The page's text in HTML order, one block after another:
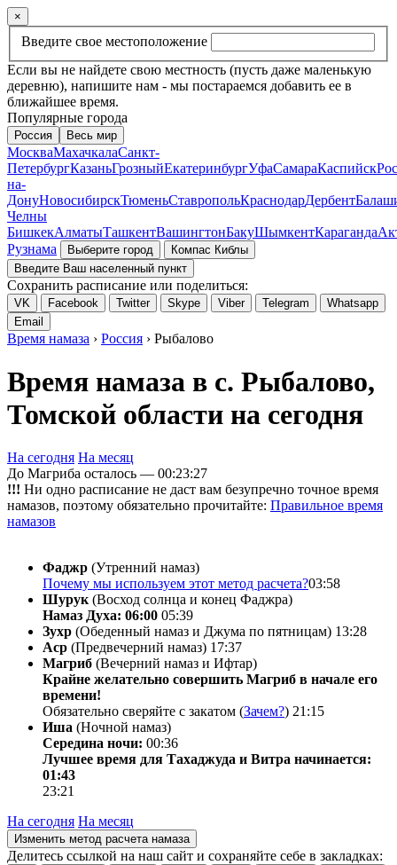
×
Введите свое местоположение
Если вы не найдете свою местность (пусть даже маленькую
деревню), напишите нам - мы постараемся добавить ее в
ближайшее время.
Популярные города
Россия Весь мир
МоскваМахачкалаСанкт-
ПетербургКазаньГрозныйЕкатеринбургУфаСамараКаспийск
на-
ДонуНовосибирскТюменьСтавропольКраснодарДербент
Челны
БишкекАлматыТашкентВашингтонБакуШымкентКараганда
Рузнама
Выберите город
Компас Киблы
Введите Ваш населенный пункт
Сохранить расписание или поделиться:
VK Facebook Twitter Skype Viber Telegram
Whatsapp
Email
Время намаза › Россия › Рыбалово
Время намаза в с. Рыбалово,
Томской области на сегодня
На сегодня На месяц
До Магриба осталось — 00:23:27
!!! Ни одно расписание не даст вам безупречно точное время
намазов, поэтому обязательно прочитайте: Правильное время
намазов
Фаджр (Утренний намаз)
Почему мы используем этот метод расчета?03:58
Шурук (Восход солнца и конец Фаджра)
Намаз Духа: 06:00 05:39
Зухр (Обеденный намаз и Джума по пятницам) 13:28
Аср (Предвечерний намаз) 17:37
Магриб (Вечерний намаз и Ифтар)
Крайне желательно совершить Магриб в начале его
времени!
Обязательно сверяйте с закатом (Зачем?) 21:15
Иша (Ночной намаз)
Середина ночи: 00:36
Лучшее время для Тахаджуда и Витра начинается:
01:43
23:21
На сегодня На месяц
Изменить метод расчета намаза
Делитесь ссылкой на наш сайт и сохраняйте себе в закладках: